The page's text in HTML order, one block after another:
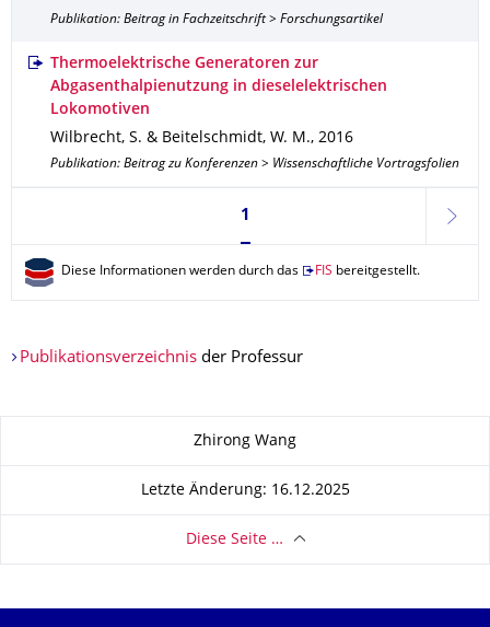
Publikation: Beitrag in Fachzeitschrift > Forschungsartikel
Thermoelektrische Generatoren zur
Abgasenthalpienutzung in dieselelektrischen
Lokomotiven
Wilbrecht, S. & Beitelschmidt, W. M., 2016
Publikation: Beitrag zu Konferenzen > Wissenschaftliche Vortragsfolien
Seite 1, aktuell ausgewählt
1
weiter
Diese Informationen werden durch das FIS bereitgestellt.
Publikationsverzeichnisder Professur
Zhirong Wang
Letzte Änderung: 16.12.2025
Diese Seite …